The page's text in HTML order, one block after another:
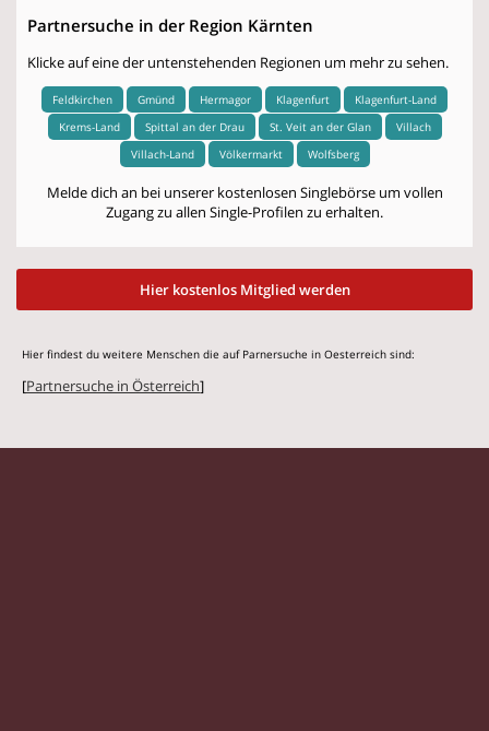
Partnersuche in der Region Kärnten
Klicke auf eine der untenstehenden Regionen um mehr zu sehen.
Feldkirchen Gmünd Hermagor Klagenfurt
Klagenfurt-Land
Krems-Land
Spittal an der Drau St. Veit an der Glan
Villach
Villach-Land
Völkermarkt Wolfsberg
Melde dich an bei unserer kostenlosen Singlebörse um vollen
Zugang zu allen Single-Profilen zu erhalten.
Hier kostenlos Mitglied werden
Hier findest du weitere Menschen die auf Parnersuche in Oesterreich sind:
[Partnersuche in Österreich]